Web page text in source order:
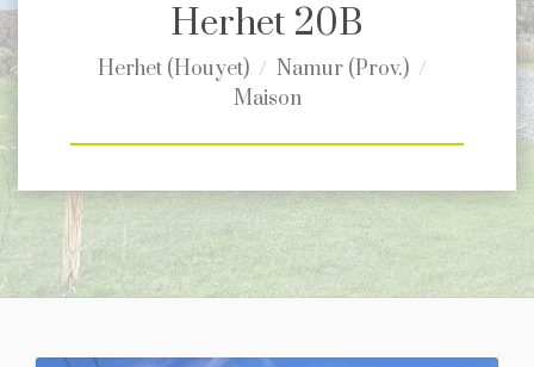
Herhet 20B
Herhet (Houyet)
Namur (Prov.)
Maison